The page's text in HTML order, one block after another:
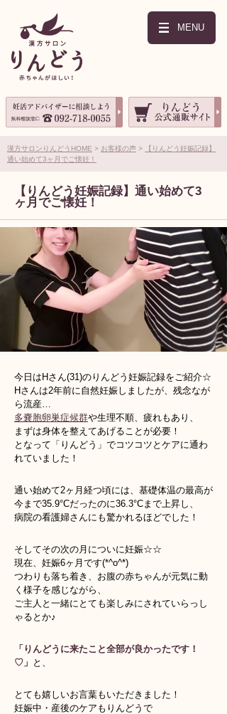
MENU
漢方サロンりんどうHOME お客様の声
【りんどう妊娠記録】
通い始めて3ヶ月でご懐妊！
【りんどう妊娠記録】通い始めて3
ヶ月でご懐妊！
今日はHさん(31)のりんどう妊娠記録をご紹介☆
Hさんは2年前に自然妊娠しましたが、残念なが
ら流産…
多嚢胞卵巣症候群や生理不順、疲れもあり、
まずは身体を整えてあげることが必要！
となって「りんどう」でコツコツとケアに通わ
れていました！
通い始めて2ヶ月経つ頃には、基礎体温の最高が
今まで35.9°Cだったのに36.3°Cまで上昇し、
病院の看護婦さんにも驚かれるほどでした！
そしてその次の月についに妊娠☆☆
現在、妊娠6ヶ月です(*^o^*)
つわりも落ち着き、お腹の赤ちゃんが元気に動
く様子を感じながら、
ご主人と一緒にとても楽しみにされていらっし
ゃるとか♪
「りんどうに来たこと全部が良かったです！
♡」 と、
とても嬉しいお言葉もいただきました！
妊娠中・産後のケアもりんどうで